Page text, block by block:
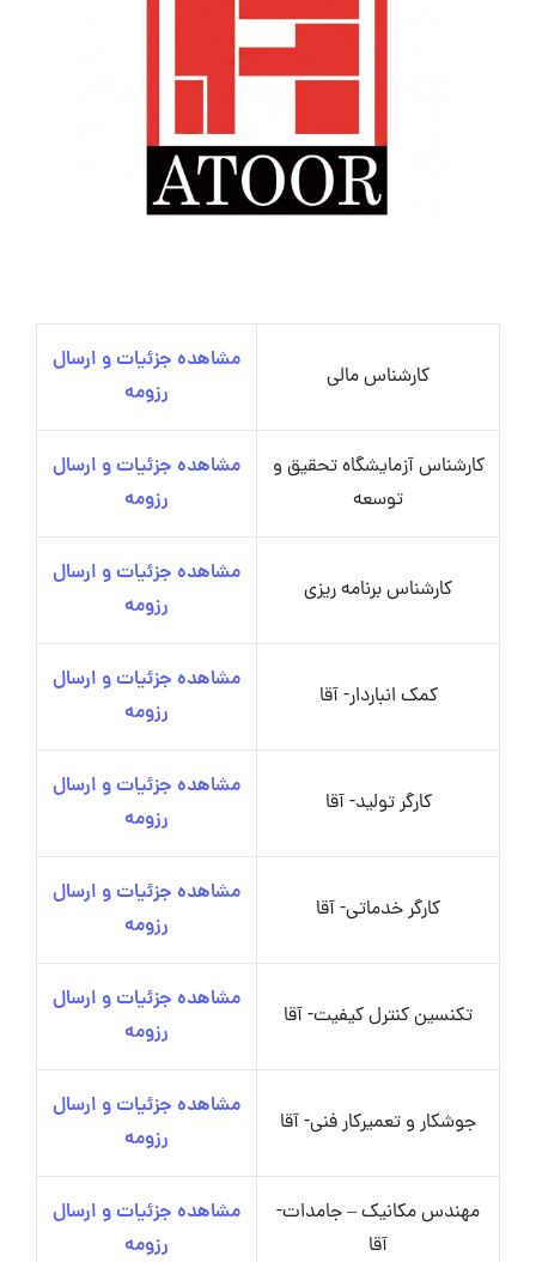
کارشناس مالی
مشاهده جزئیات و ارسال
رزومه
کارشناس آزمایشگاه تحقیق و
توسعه
مشاهده جزئیات و ارسال
رزومه
کارشناس برنامه ریزی
مشاهده جزئیات و ارسال
رزومه
کمک انباردار- آقا
مشاهده جزئیات و ارسال
رزومه
کارگر تولید- آقا
مشاهده جزئیات و ارسال
رزومه
کارگر خدماتی- آقا
مشاهده جزئیات و ارسال
رزومه
تکنسین کنترل کیفیت- آقا
مشاهده جزئیات و ارسال
رزومه
جوشکار و تعمیرکار فنی- آقا
مشاهده جزئیات و ارسال
رزومه
مهندس مکانیک – جامدات-
آقا
مشاهده جزئیات و ارسال
رزومه